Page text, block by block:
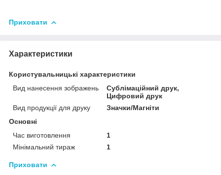
Приховати
Характеристики
Користувальницькі характеристики
Вид нанесення зображень
Сублімаційний друк,
Цифровий друк
Вид продукції для друку
Значки/Магніти
Основні
Час виготовлення
1
Мінімальний тираж
1
Приховати